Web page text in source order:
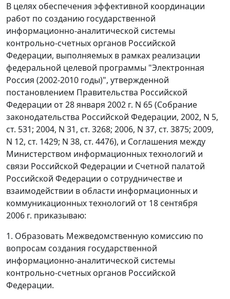
В целях обеспечения эффективной координации
работ по созданию государственной
информационно-аналитической системы
контрольно-счетных органов Российской
Федерации, выполняемых в рамках реализации
федеральной целевой программы "Электронная
Россия (2002-2010 годы)", утвержденной
постановлением Правительства Российской
Федерации от 28 января 2002 г. N 65 (Собрание
законодательства Российской Федерации, 2002, N 5,
ст. 531; 2004, N 31, ст. 3268; 2006, N 37, ст. 3875; 2009,
N 12, ст. 1429; N 38, ст. 4476), и Соглашения между
Министерством информационных технологий и
связи Российской Федерации и Счетной палатой
Российской Федерации о сотрудничестве и
взаимодействии в области информационных и
коммуникационных технологий от 18 сентября
2006 г. приказываю:
1. Образовать Межведомственную комиссию по
вопросам создания государственной
информационно-аналитической системы
контрольно-счетных органов Российской
Федерации.